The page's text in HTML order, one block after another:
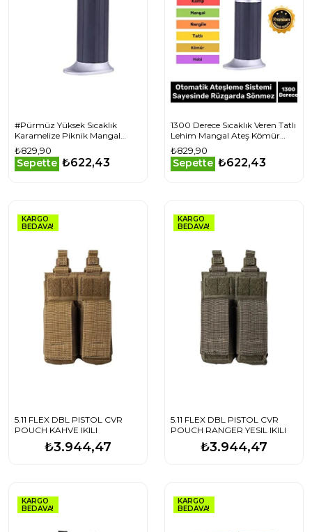
#Pürmüz Yüksek Sıcaklık
Karamelize Piknik Mangal
Kamp Rüzgar Geçirmez
Doldurulabilir Pürmüz
Çakmak
₺829,90
Sepette ₺622,43
1300 Derece Sıcaklık Veren Tatlı
Lehim Mangal Ateş Kömür
Kamp Kutulu Doldurulabilir
Pürmüz Çakmak
₺829,90
Sepette ₺622,43
KARGO
BEDAVA!
5.11 FLEX DBL PISTOL CVR
POUCH KAHVE IKILI
₺3.944,47
KARGO
BEDAVA!
5.11 FLEX DBL PISTOL CVR
POUCH RANGER YESIL IKILI
₺3.944,47
KARGO
BEDAVA!
KARGO
BEDAVA!